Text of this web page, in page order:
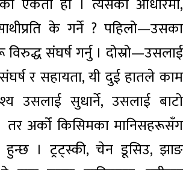
एकता हो । त्यसको आधारमा,
के गर्ने ? पहिलो—उसका
संघर्ष गर्नु । दोस्रो—उसलाई
र सहायता, यी दुई हातले काम
उसलाई सुधार्ने, उसलाई बाटो
तर अर्को किसिमका मानिसहरूसँग
। ट्रट्स्की, चेन डूसिउ, झाङ